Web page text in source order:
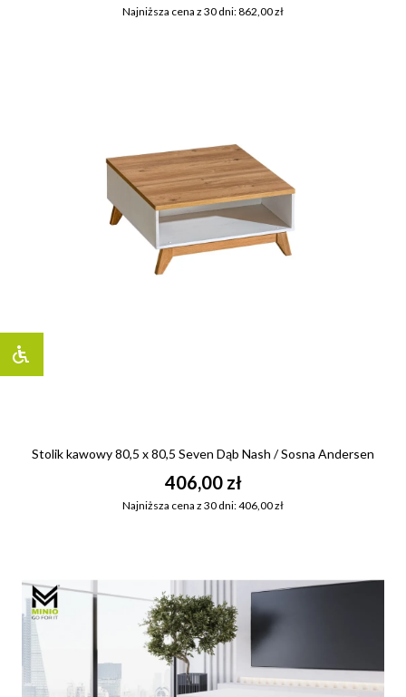
Najniższa cena z 30 dni: 862,00 zł
Stolik kawowy 80,5 x 80,5 Seven Dąb Nash / Sosna Andersen
406,00 zł
Najniższa cena z 30 dni: 406,00 zł